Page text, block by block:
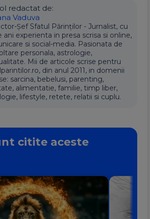
redactat de:
Vaduva
Șef Sfatul Părinților - Jurnalist, cu
ani experienta in presa scrisa si online,
si social-media. Pasionata de
personala, astrologie,
Mii de articole scrise pentru
din anul 2011, in domenii
sarcina, bebelusi, parenting,
alimentatie, familie, timp liber,
lifestyle, retete, relatii si cuplu.
citite aceste